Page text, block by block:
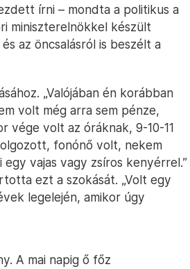
írni – mondta a politikus a
miniszterelnökkel készült
az öncsalásról is beszélt a
„Valójában én korábban
volt még arra sem pénze,
vége volt az óráknak, 9-10-11
fonónő volt, nekem
vajas vagy zsíros kenyérrel.”
ezt a szokását. „Volt egy
legelején, amikor úgy
A mai napig ő főz